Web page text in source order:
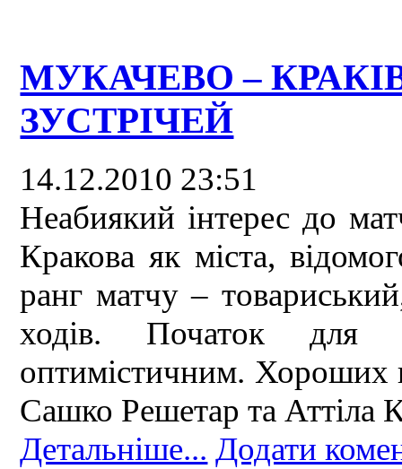
МУКАЧЕВО –
ЗУСТРІЧЕЙ
14.12.2010 23:51
Неабиякий інтерес до
Кракова як міста,
ранг матчу –
ходів. Початок
оптимістичним. Хороших
Сашко Решетар та Аттіла
Детальніше... Додати